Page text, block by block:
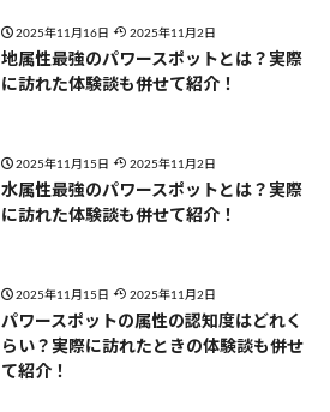
2025年11月16日 2025年11月2日
地属性最強のパワースポットとは？実際
に訪れた体験談も併せて紹介！
2025年11月15日 2025年11月2日
水属性最強のパワースポットとは？実際
に訪れた体験談も併せて紹介！
2025年11月15日 2025年11月2日
パワースポットの属性の認知度はどれく
らい？実際に訪れたときの体験談も併せ
て紹介！